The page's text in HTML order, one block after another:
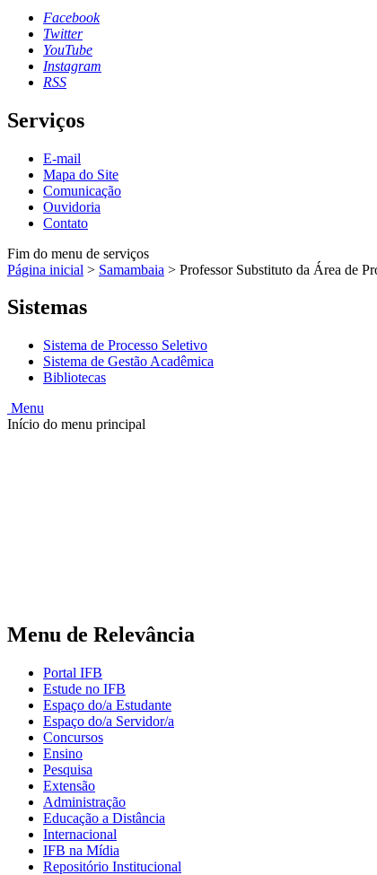
Facebook
Twitter
YouTube
Instagram
RSS
Serviços
E-mail
Mapa do Site
Comunicação
Ouvidoria
Contato
Fim do menu de serviços
Página inicial > Samambaia > Professor Substituto da Área de
Sistemas
Sistema de Processo Seletivo
Sistema de Gestão Acadêmica
Bibliotecas
Menu
Início do menu principal
Menu de Relevância
Portal IFB
Estude no IFB
Espaço do/a Estudante
Espaço do/a Servidor/a
Concursos
Ensino
Pesquisa
Extensão
Administração
Educação a Distância
Internacional
IFB na Mídia
Repositório Institucional